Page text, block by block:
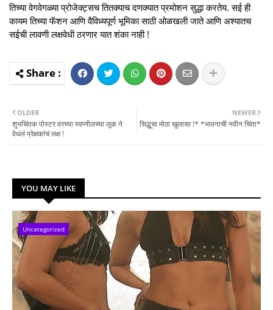
तिच्या वेगवेगळ्या प्रोजेक्ट्सच तितक्याच दणक्यात प्रमोशन सुद्धा करतेय. सई ही
कायम तिच्या फॅशन आणि वैविध्यपूर्ण भूमिका साठी ओळखली जाते आणि अश्यातच
सईची लावणी लक्षवेधी ठरणार यात शंका नाही !
NEWER
सिद्धूचा मोठा खुलासा !* *भावनाची नवीन चिंता*
OLDER
शुभचिंतक पोस्टर वरच्या स्वप्नीलच्या लूक ने
वेधलं प्रेक्षकांचं लक्ष !
YOU MAY LIKE
Uncategorized